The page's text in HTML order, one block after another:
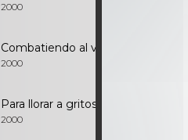
2000
Combatiendo al volador con fuego
2000
Para llorar a gritos
2000